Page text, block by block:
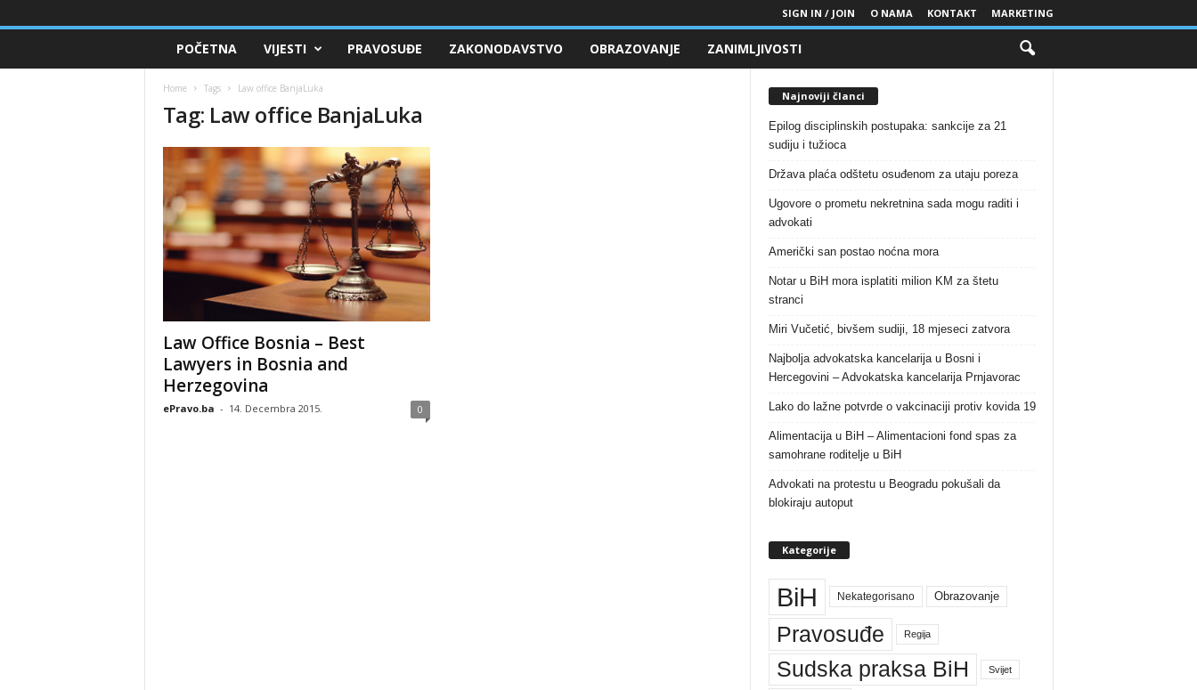
SIGN IN / JOIN O NAMA KONTAKT MARKETING
POČETNA VIJESTI PRAVOSUĐE ZAKONODAVSTVO OBRAZOVANJE ZANIMLJIVOSTI
Home Tags Law office BanjaLuka
Tag: Law office BanjaLuka
Law Office Bosnia – Best
Lawyers in Bosnia and
Herzegovina
ePravo.ba - 14. Decembra 2015. 0
Najnoviji članci
Epilog disciplinskih postupaka: sankcije za 21
sudiju i tužioca
Država plaća odštetu osuđenom za utaju poreza
Ugovore o prometu nekretnina sada mogu raditi i
advokati
Američki san postao noćna mora
Notar u BiH mora isplatiti milion KM za štetu
stranci
Miri Vučetić, bivšem sudiji, 18 mjeseci zatvora
Najbolja advokatska kancelarija u Bosni i
Hercegovini – Advokatska kancelarija Prnjavorac
Lako do lažne potvrde o vakcinaciji protiv kovida 19
Alimentacija u BiH – Alimentacioni fond spas za
samohrane roditelje u BiH
Advokati na protestu u Beogradu pokušali da
blokiraju autoput
Kategorije
BiH Nekategorisano Obrazovanje
Pravosuđe Regija
Sudska praksa BiH Svijet